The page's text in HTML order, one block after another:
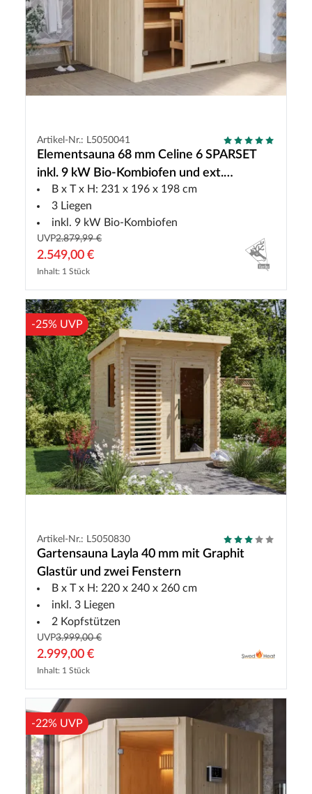
Artikel-Nr.: L5050041
Elementsauna 68 mm Celine 6 SPARSET
inkl. 9 kW Bio-Kombiofen und ext.
Steuerung
B x T x H: 231 x 196 x 198 cm
3 Liegen
inkl. 9 kW Bio-Kombiofen
UVP2.879,99 €
2.549,00 €
Inhalt: 1 Stück
-25% UVP
Artikel-Nr.: L5050830
Gartensauna Layla 40 mm mit Graphit
Glastür und zwei Fenstern
B x T x H: 220 x 240 x 260 cm
inkl. 3 Liegen
2 Kopfstützen
UVP3.999,00 €
2.999,00 €
Inhalt: 1 Stück
-22% UVP